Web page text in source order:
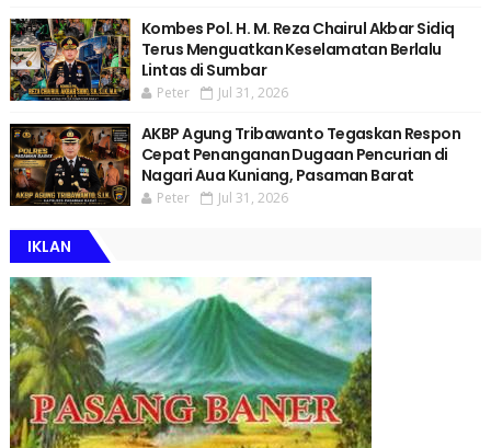
Kombes Pol. H. M. Reza Chairul Akbar Sidiq
Terus Menguatkan Keselamatan Berlalu
Lintas di Sumbar
Peter Jul 31, 2026
AKBP Agung Tribawanto Tegaskan Respon
Cepat Penanganan Dugaan Pencurian di
Nagari Aua Kuniang, Pasaman Barat
Peter Jul 31, 2026
IKLAN